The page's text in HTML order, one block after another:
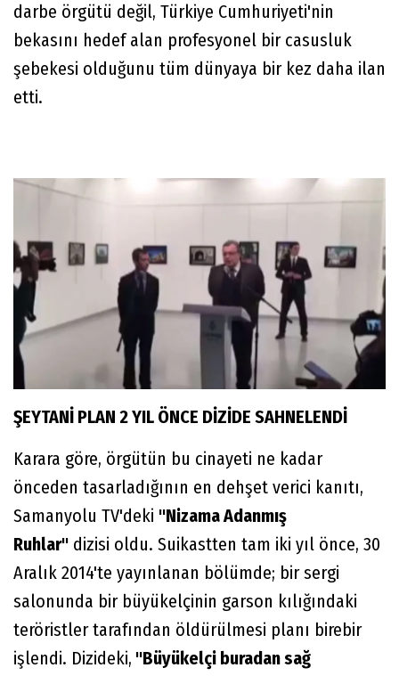
darbe örgütü değil, Türkiye Cumhuriyeti'nin
bekasını hedef alan profesyonel bir casusluk
şebekesi olduğunu tüm dünyaya bir kez daha ilan
etti.
ŞEYTANİ PLAN 2 YIL ÖNCE DİZİDE SAHNELENDİ
Karara göre, örgütün bu cinayeti ne kadar
önceden tasarladığının en dehşet verici kanıtı,
Samanyolu TV'deki "Nizama Adanmış
Ruhlar" dizisi oldu. Suikastten tam iki yıl önce, 30
Aralık 2014'te yayınlanan bölümde; bir sergi
salonunda bir büyükelçinin garson kılığındaki
teröristler tarafından öldürülmesi planı birebir
işlendi. Dizideki, "Büyükelçi buradan sağ